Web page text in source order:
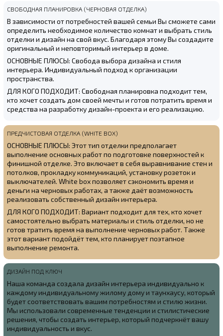
СВОБОДНАЯ ПЛАНИРОВКА (ЧЕРНОВАЯ ОТДЕЛКА)
В зависимости от потребностей вашей семьи Вы сможете сами
определить необходимое количество комнат и выбрать стиль
отделки и дизайн на свой вкус. Благодаря этому Вы создадите
оригинальный и неповторимый интерьер в доме.
ОСНОВНЫЕ ПЛЮСЫ: Свобода выбора дизайна и стиля
интерьера. Индивидуальный подход к организации
пространства.
ДЛЯ КОГО ПОДХОДИТ: Свободная планировка подходит тем,
кто хочет создать дом своей мечты и готов потратить время и
средства на разработку дизайн-проекта и его реализацию.
ПРЕДЧИСТОВАЯ ОТДЕЛКА (WHITE BOX)
ОСНОВНЫЕ ПЛЮСЫ: Этот тип отделки предполагает
выполнение основных работ по подготовке поверхностей к
финишной отделке. Это включает в себя выравнивание стен и
потолков, прокладку коммуникаций, установку розеток и
выключателей. White box позволяет сэкономить время и
деньги на черновых работах, а также даёт возможность
реализовать собственный дизайн интерьера.
ДЛЯ КОГО ПОДХОДИТ: Вариант подходит для тех, кто хочет
самостоятельно выбрать материалы и стиль отделки, но не
готов тратить время на выполнение черновых работ. Также
этот вариант подойдёт тем, кто планирует поэтапное
выполнение ремонта.
ДИЗАЙН ПОД КЛЮЧ
Наша команда создала дизайн интерьера индивидуально к
каждому индивидуальному жилому дому и таунхаусу, который
будет соответствовать вашим потребностям и стилю жизни.
Мы использовали современные тенденции и стилистические
решения, чтобы создать интерьер, который подчеркнёт вашу
индивидуальность и вкус.